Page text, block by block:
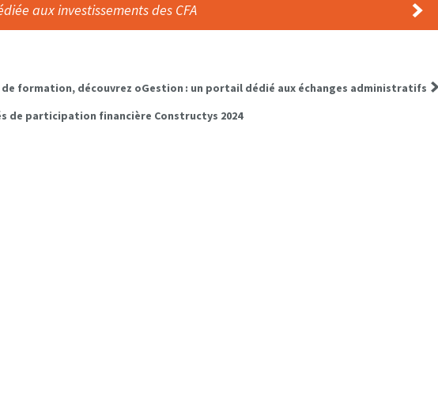
aux investissements des CFA
formation, découvrez oGestion : un portail dédié aux échanges administratifs
de participation financière Constructys 2024